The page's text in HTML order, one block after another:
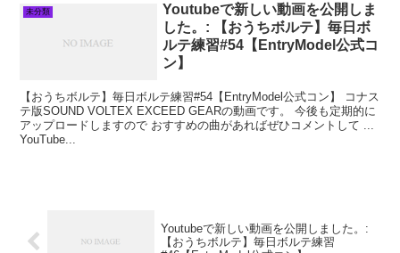
未分類
Youtubeで新しい動画を公開しま
した。: 【おうちボルテ】毎日ボ
ルテ練習#54【EntryModel公式コ
ン】
【おうちボルテ】毎日ボルテ練習#54【EntryModel公式コン】 コナス
テ版SOUND VOLTEX EXCEED GEARの動画です。 今後も定期的に
アップロードしますので おすすめの曲があればぜひコメントして ...
YouTube...
Youtubeで新しい動画を公開しました。:
【おうちボルテ】毎日ボルテ練習